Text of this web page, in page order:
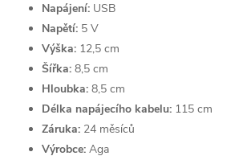
Napájení: USB
Napětí: 5 V
Výška: 12,5 cm
Šířka: 8,5 cm
Hloubka: 8,5 cm
Délka napájecího kabelu: 115 cm
Záruka: 24 měsíců
Výrobce: Aga